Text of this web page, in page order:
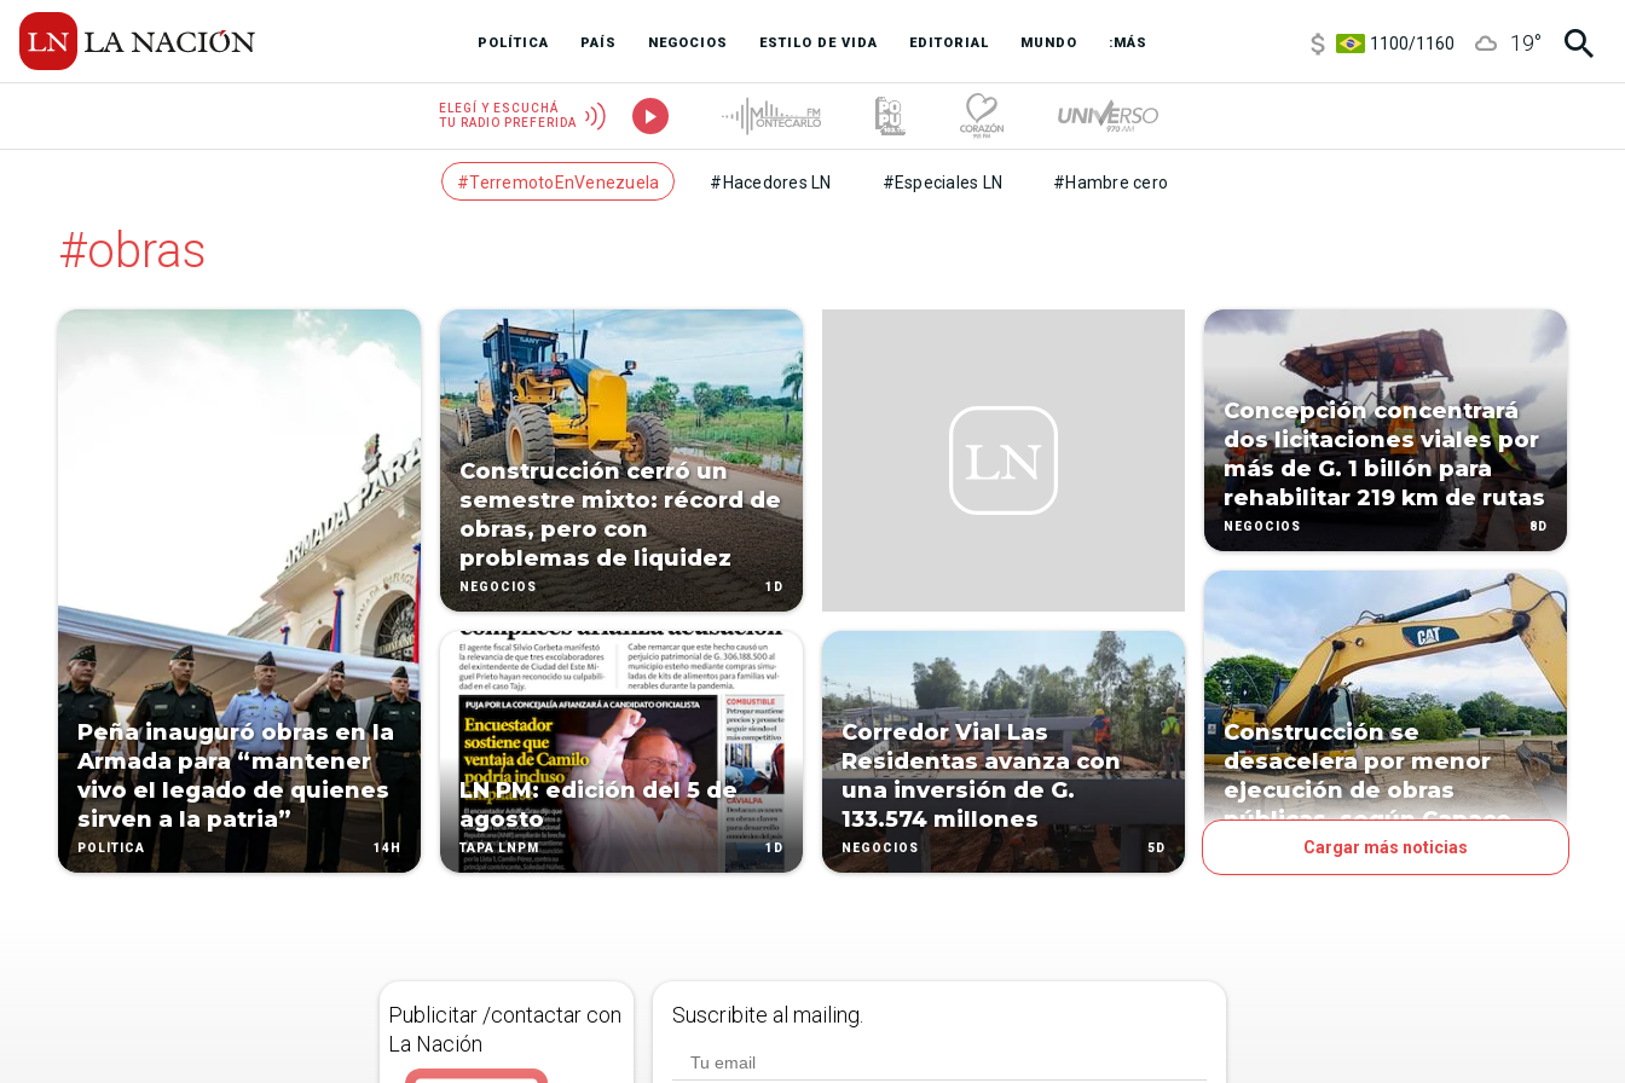
POLÍTICA PAÍS NEGOCIOS ESTILO DE VIDA EDITORIAL MUNDO :MÁS
1100/1160
19°
ELEGÍ Y ESCUCHÁ
TU RADIO PREFERIDA
#TerremotoEnVenezuela #Hacedores LN #Especiales LN #Hambre cero
#obras
Peña inauguró obras en la
Armada para “mantener
vivo el legado de quienes
sirven a la patria”
POLÍTICA 14H
Construcción cerró un
semestre mixto: récord de
obras, pero con
problemas de liquidez
NEGOCIOS 1D
LN PM: edición del 5 de
agosto
TAPA LNPM 1D
Corredor Vial Las
Residentas avanza con
una inversión de G.
133.574 millones
NEGOCIOS 5D
Concepción concentrará
dos licitaciones viales por
más de G. 1 billón para
rehabilitar 219 km de rutas
NEGOCIOS 8D
Construcción se
desacelera por menor
ejecución de obras
públicas, según Capaco
Cargar más noticias
Publicitar /contactar con
La Nación
Suscribite al mailing.